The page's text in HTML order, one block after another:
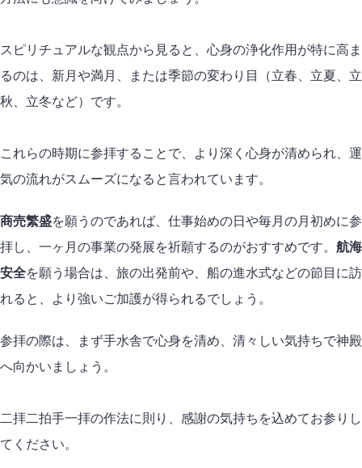
スピリチュアルな観点から見ると、心身の浄化作用が特に高ま
るのは、新月や満月、または季節の変わり目（立春、立夏、立
秋、立冬など）です。
これらの時期に参拝することで、より深く心身が清められ、運
気の流れがスムーズになると言われています。
商売繁盛を願うのであれば、仕事始めの日や毎月の月初めに参
拝し、一ヶ月の事業の発展を祈願するのがおすすめです。 航海
安全を願う場合は、旅の出発前や、船の進水式などの節目に訪
れると、より強いご加護が得られるでしょう。
参拝の際は、まず手水舎で心身を清め、清々しい気持ちで神殿
へ向かいましょう。
二拝二拍手一拝の作法に則り、感謝の気持ちを込めてお参りし
てください。